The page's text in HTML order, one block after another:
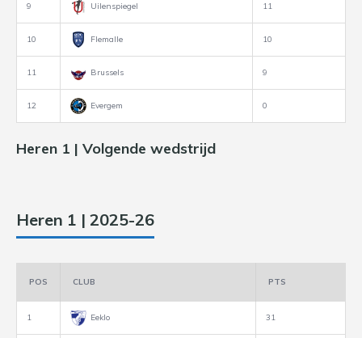
9 Uilenspiegel 11
10 Flemalle 10
11 Brussels 9
12 Evergem 0
Heren 1 | Volgende wedstrijd
Heren 1 | 2025-26
POS CLUB PTS
1 Eeklo 31